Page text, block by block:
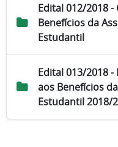
Edital 012/2018
Benefícios da
Estudantil
Edital 013/2018 -
aos Benefícios
Estudantil 2018/2